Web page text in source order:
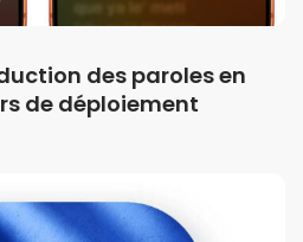
des paroles en
de déploiement